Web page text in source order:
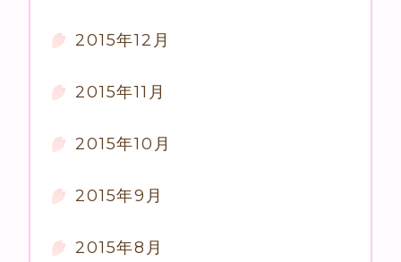
2015年12月
2015年11月
2015年10月
2015年9月
2015年8月